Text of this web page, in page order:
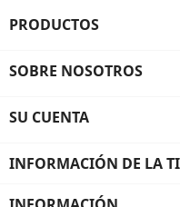
PRODUCTOS
SOBRE NOSOTROS
SU CUENTA
INFORMACIÓN DE LA